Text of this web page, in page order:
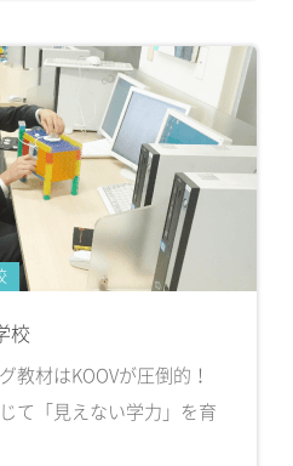
校
教材はKOOVが圧倒的！
て「見えない学力」を育